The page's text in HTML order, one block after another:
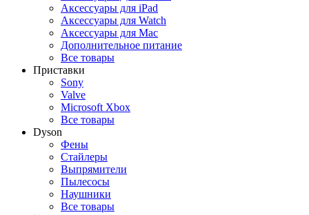
Аксессуары для iPad
Аксессуары для Watch
Аксессуары для Mac
Дополнительное питание
Все товары
Приставки
Sony
Valve
Microsoft Xbox
Все товары
Dyson
Фены
Стайлеры
Выпрямители
Пылесосы
Наушники
Все товары